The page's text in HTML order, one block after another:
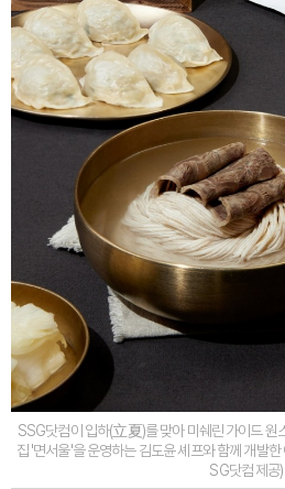
SSG닷컴이 입하(立夏)를 맞아 미쉐린 가이드 원
집 '면서울'을 운영하는 김도윤 셰프와 함께 개발
SG닷컴 제공)